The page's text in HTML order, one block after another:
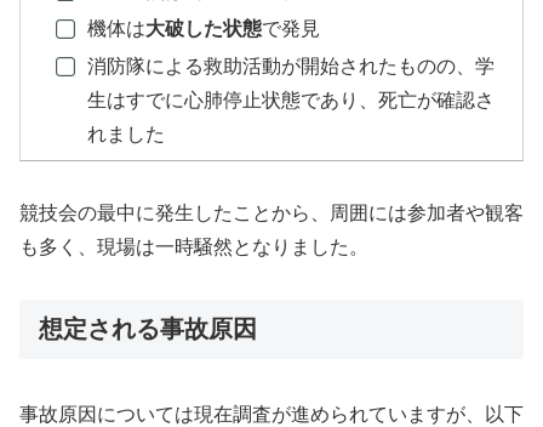
機体は大破した状態で発見
消防隊による救助活動が開始されたものの、学
生はすでに心肺停止状態であり、死亡が確認さ
れました
競技会の最中に発生したことから、周囲には参加者や観客
も多く、現場は一時騒然となりました。
想定される事故原因
事故原因については現在調査が進められていますが、以下